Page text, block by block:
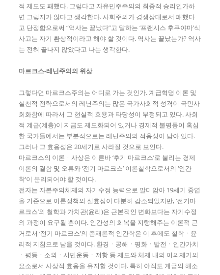
적 제도도 패했다. 그렇다고 자유민주주의의 최종적 승리인가하
면 그렇지가 않다고 생각한다. 사회주의가 경쟁상대로서 패했다
고 단정함으로써 “역사는 끝났다”고 말하는 ‘프랜시스 후쿠야마’식
사고는 자기 환상적이라고 해야 할 것이다. 역사는 끝났는가? 역사
는 전혀 끝나지 않았다고 나는 생각한다.
마르크스-레닌주의의 위상
그렇다면 마르크스주의는 어디로 가는 것인가. 계급혁명 이론 및
실천적 전략으로서의 레닌주의는 많은 국가사회적 성격이 국민사
회화함에 따라서 그 현실적 효용과 타당성이 부정되고 있다. 사회
적 계급(계층)이 지금도 제도화되어 있거나 경제적 불평등이 혹심
한 국가들에서는 부분적으로는 레닌주의의 적용성이 남아 있다.
그러나 그 효용성은 20세기로 사라질 것으로 보인다.
마르크스의 이론ㆍ사상은 이른바 ‘후기 마르크스’로 불리는 경제
이론의 결함 및 오류와 ‘전기 마르크스’ 이론철학으로서의 ‘인간
학’이 분리되어야 할 것이다.
전자는 자본주의체제의 자기수정 능력으로 말미암아 19세기 중엽
을 기준으로 이론정책의 실효성이 다분히 감소되었지만, ‘전기마
르크스’의 철학과 가치관(윤리)은 근본적인 변화보다는 자기수정
의 과정이 요구될 뿐이다. 인간성의 회복을 지탱해주는 이론적 근
거로서 ‘전기 마르크스’의 존재론적 인간학은 이 후에도 철학ㆍ윤
리적 지침으로 남을 것이다. 환경ㆍ공해ㆍ평화ㆍ발전ㆍ인간가치
ㆍ평등ㆍ소외ㆍ시민운동ㆍ저항 등 제도와 체제 내의 이의제기의
요소로서 사상적 효용을 유지할 것이다. 특히 아직도 계급의 해소